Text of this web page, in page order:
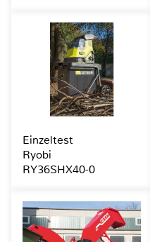
Einzeltest
Ryobi
RY36SHX40-0